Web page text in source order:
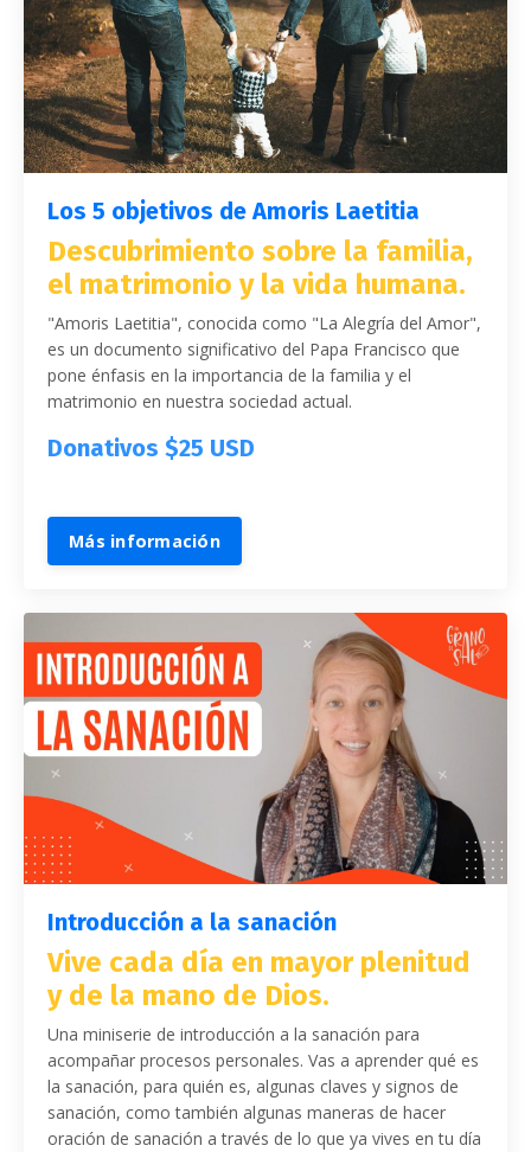
Los 5 objetivos de Amoris Laetitia
Descubrimiento sobre la familia,
el matrimonio y la vida humana.
"Amoris Laetitia", conocida como "La Alegría del Amor",
es un documento significativo del Papa Francisco que
pone énfasis en la importancia de la familia y el
matrimonio en nuestra sociedad actual.
Donativos $25 USD
Más información
Introducción a la sanación
Vive cada día en mayor plenitud
y de la mano de Dios.
Una miniserie de introducción a la sanación para
acompañar procesos personales. Vas a aprender qué es
la sanación, para quién es, algunas claves y signos de
sanación, como también algunas maneras de hacer
oración de sanación a través de lo que ya vives en tu día